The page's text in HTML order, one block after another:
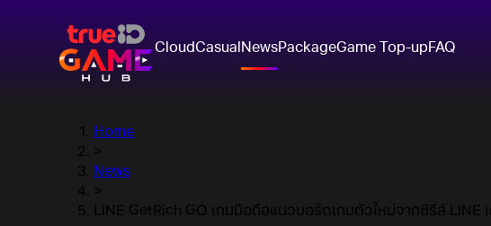
CloudCasual NewsPackageGame Top-upFAQ
Home
>
News
>
LINE GetRich GO เกมมือถือแนวบอร์ดเกมตัวใหม่จากซีรีส์ LINE